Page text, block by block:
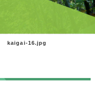
kaigai-16.jpg